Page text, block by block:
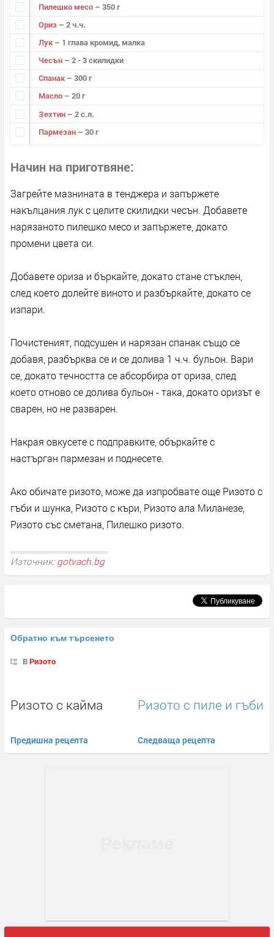
Пилешко месо – 350 г
Ориз – 2 ч.ч.
Лук – 1 глава кромид, малка
Чесън – 2 - 3 скилидки
Спанак – 300 г
Масло – 20 г
Зехтин – 2 с.л.
Пармезан – 30 г
Начин на приготвяне
Загрейте мазнината в тенджера и запържете
накълцания лук с целите скилидки чесън. Добавете
нарязаното пилешко месо и запържете, докато
промени цвета си.
Добавете ориза и бъркайте, докато стане стъклен,
след което долейте виното и разбъркайте, докато се
изпари.
Почистеният, подсушен и нарязан спанак също се
добавя, разбърква се и се долива 1 ч.ч. бульон. Вари
се, докато течността се абсорбира от ориза, след
което отново се долива бульон - така, докато оризът е
сварен, но не разварен.
Накрая овкусете с подправките, объркайте с
настърган пармезан и поднесете.
Ако обичате ризото, може да изпробвате още Ризото с
гъби и шунка, Ризото с къри, Ризото ала Миланезе,
Ризото със сметана, Пилешко ризото.
Източник: gotvach.bg
Обратно към търсенето
ВРизото
Ризото с кайма
Предишна рецепта
Ризото с пиле и гъби
Следваща рецепта